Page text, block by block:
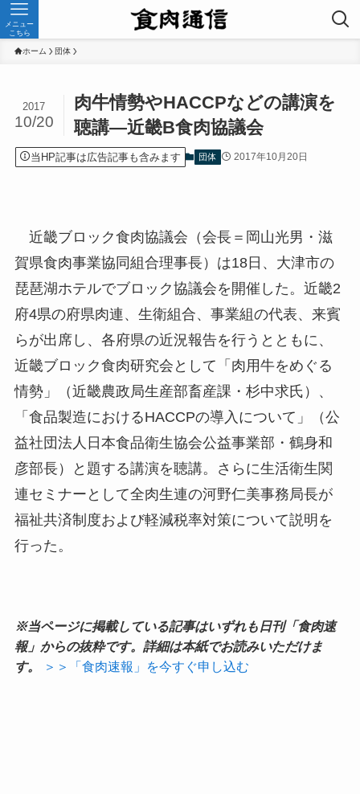
メニュー
こちら
ホーム 団体
肉牛情勢やHACCPなどの講演を
聴講—近畿B食肉協議会
2017
10/20
当HP記事は広告記事も含みます 団体 2017年10月20日
近畿ブロック食肉協議会（会長＝岡山光男・滋
賀県食肉事業協同組合理事長）は18日、大津市の
琵琶湖ホテルでブロック協議会を開催した。近畿2
府4県の府県肉連、生衛組合、事業組の代表、来賓
らが出席し、各府県の近況報告を行うとともに、
近畿ブロック食肉研究会として「肉用牛をめぐる
情勢」（近畿農政局生産部畜産課・杉中求氏）、
「食品製造におけるHACCPの導入について」（公
益社団法人日本食品衛生協会公益事業部・鶴身和
彦部長）と題する講演を聴講。さらに生活衛生関
連セミナーとして全肉生連の河野仁美事務局長が
福祉共済制度および軽減税率対策について説明を
行った。
※当ページに掲載している記事はいずれも日刊「食肉速
報」からの抜粋です。詳細は本紙でお読みいただけま
す。
＞＞「食肉速報」を今すぐ申し込む